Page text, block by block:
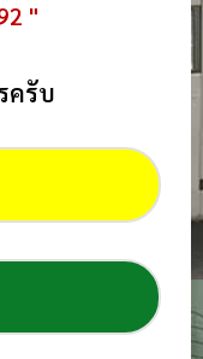
"
ครับ